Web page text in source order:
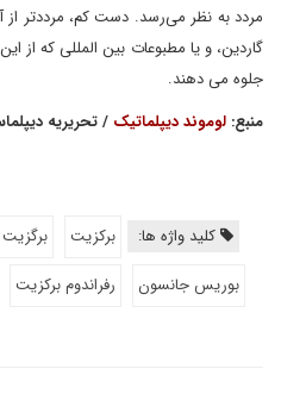
مردد به نظر می‌رسد. دست کم، مرددتر از
گاردین، و یا مطبوعات بین المللی که از
جلوه می دهند.
منبع: لوموند دیپلماتیک / تحریریه
کلید واژه ها: برکزیت برگزیت
بوریس جانسون
رفراندوم برکزیت